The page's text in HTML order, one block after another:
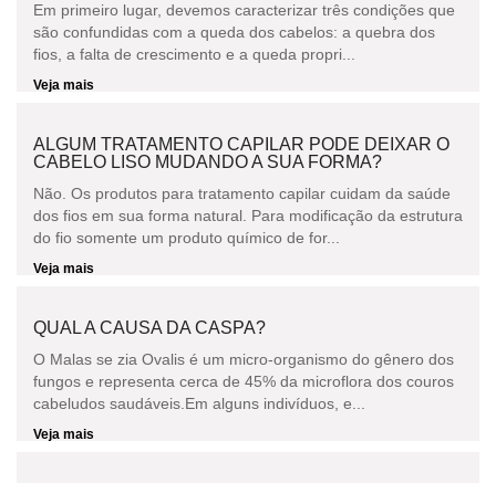
Em primeiro lugar, devemos caracterizar três condições que
são confundidas com a queda dos cabelos: a quebra dos
fios, a falta de crescimento e a queda propri...
Veja mais
ALGUM TRATAMENTO CAPILAR PODE DEIXAR O
CABELO LISO MUDANDO A SUA FORMA?
Não. Os produtos para tratamento capilar cuidam da saúde
dos fios em sua forma natural. Para modificação da estrutura
do fio somente um produto químico de for...
Veja mais
QUAL A CAUSA DA CASPA?
O Malas se zia Ovalis é um micro-organismo do gênero dos
fungos e representa cerca de 45% da microflora dos couros
cabeludos saudáveis.Em alguns indivíduos, e...
Veja mais